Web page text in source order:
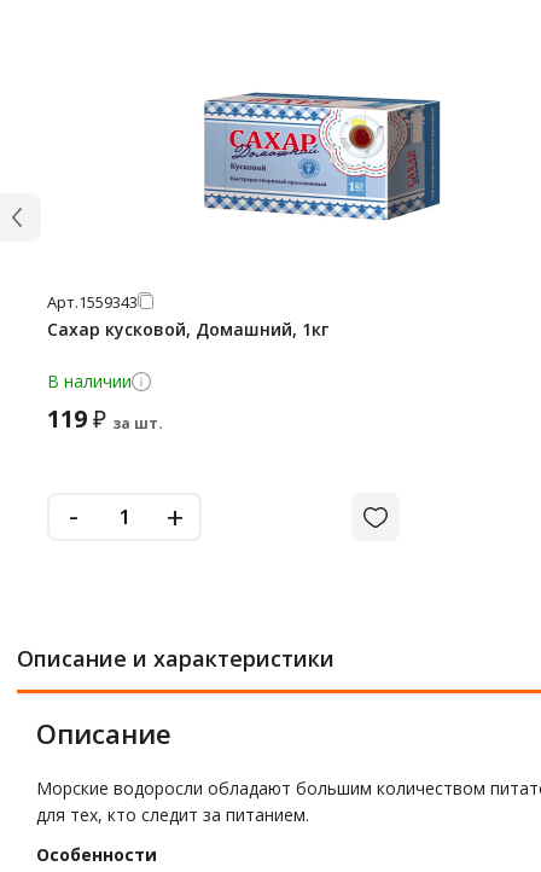
Арт.1559343
Сахар кусковой, Домашний, 1кг
В наличии
119₽ за шт.
- +
Описание и характеристики
Описание
Морские водоросли обладают большим количеством
для тех, кто следит за питанием.
Особенности